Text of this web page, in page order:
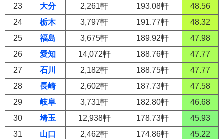
23 大分 2,261軒 193.08軒
48.56
24
栃木 3,797軒 191.77軒
48.32
25
福島 3,675軒 189.92軒
47.98
26
愛知 14,072軒 188.76軒
47.77
27
石川 2,182軒 188.75軒
47.77
28
長崎 2,602軒 187.73軒
47.58
29
岐阜 3,731軒 182.80軒
46.68
30
埼玉 12,938軒 178.73軒
45.93
31
山口 2,462軒 174.86軒
45.22